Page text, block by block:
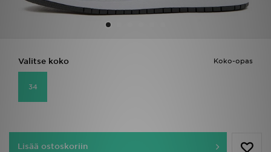
Koko-opas
Valitse koko
34
Lisää ostoskoriin
Jalkapallo
Lataa JD-sovellus